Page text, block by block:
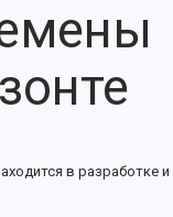
в разработке и